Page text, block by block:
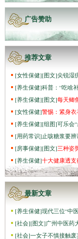
广告赞助
推荐文章
[女性保健][图文]尖锐湿
[养生保健]科普：“吃啥
[养生保健][图文]每天鲫
[女性保健]警惕：紧身
[养生保健][组图]可乐会“
[用药常识]止咳糖浆要辨
[房事保健][图文]三种姿
[养生保健]十大健康透
最新文章
[养生保健]现代三位“中
[社会][图文]广州中医药
[社会]一女子不慎接触废